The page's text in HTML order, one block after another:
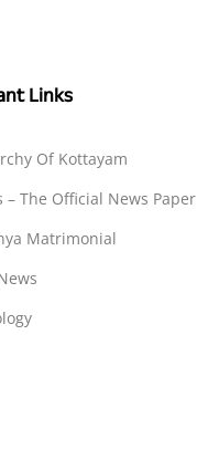
Links
Of Kottayam
– The Official News Paper
Matrimonial